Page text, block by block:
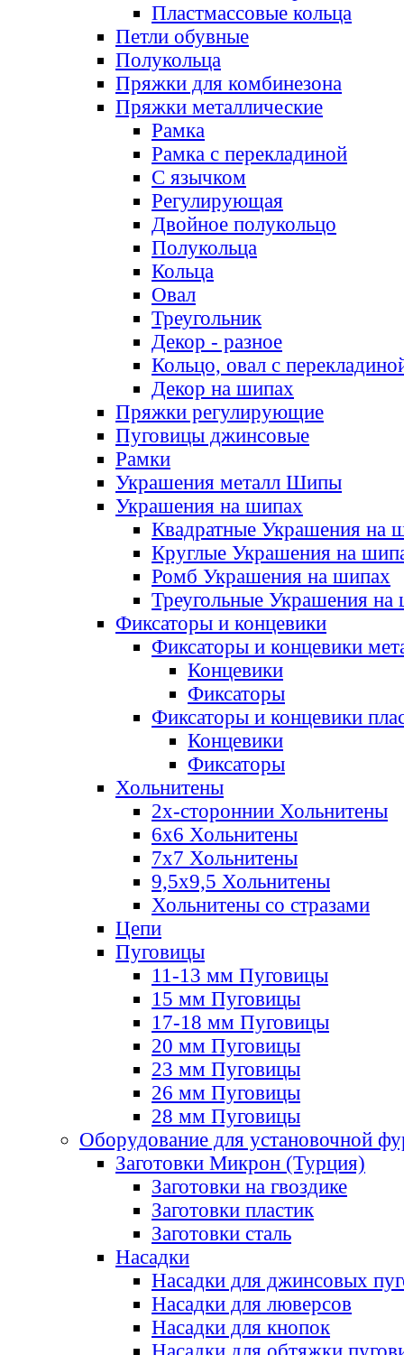
Пластмассовые кольца
Петли обувные
Полукольца
Пряжки для комбинезона
Пряжки металлические
Рамка
Рамка с перекладиной
С язычком
Регулирующая
Двойное полукольцо
Полукольца
Кольца
Овал
Треугольник
Декор - разное
Кольцо, овал с
Декор на шипах
Пряжки регулирующие
Пуговицы джинсовые
Рамки
Украшения металл Шипы
Украшения на шипах
Квадратные Украшения на
Круглые Украшения на
Ромб Украшения на шипах
Треугольные Украшения на
Фиксаторы и концевики
Фиксаторы и концевики
Концевики
Фиксаторы
Фиксаторы и концевики
Концевики
Фиксаторы
Хольнитены
2х-стороннии Хольнитены
6х6 Хольнитены
7х7 Хольнитены
9,5х9,5 Хольнитены
Хольнитены со стразами
Цепи
Пуговицы
11-13 мм Пуговицы
15 мм Пуговицы
17-18 мм Пуговицы
20 мм Пуговицы
23 мм Пуговицы
26 мм Пуговицы
28 мм Пуговицы
Оборудование для установочной
Заготовки Микрон (Турция)
Заготовки на гвоздике
Заготовки пластик
Заготовки сталь
Насадки
Насадки для джинсовых
Насадки для люверсов
Насадки для кнопок